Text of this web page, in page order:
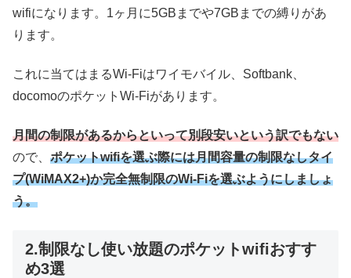
wifiになります。1ヶ月に5GBまでや7GBまでの縛りがあ
ります。
これに当てはまるWi-Fiはワイモバイル、Softbank、
docomoのポケットWi-Fiがあります。
月間の制限があるからといって別段安いという訳でもない
ので、 ポケットwifiを選ぶ際には月間容量の制限なしタイ
プ(WiMAX2+)か完全無制限のWi-Fiを選ぶようにしましょ
う。
2.制限なし使い放題のポケットwifiおすす
め3選